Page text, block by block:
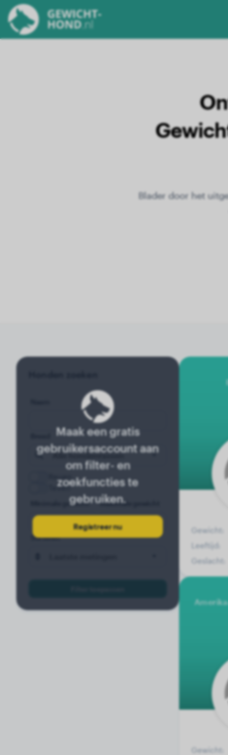
Blader door het
Maak een gratis
gebruikersaccount aan
om filter- en
zoekfuncties te
gebruiken.
Registreer nu
Alle hondenrassen
Teven
Minimale gewicht Maximale gewicht
Sorteren
Gewicht:
Leeftijd:
Geslacht:
Gewicht: